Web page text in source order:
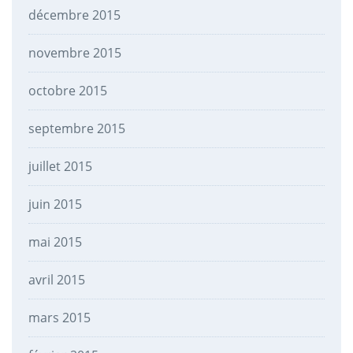
décembre 2015
novembre 2015
octobre 2015
septembre 2015
juillet 2015
juin 2015
mai 2015
avril 2015
mars 2015